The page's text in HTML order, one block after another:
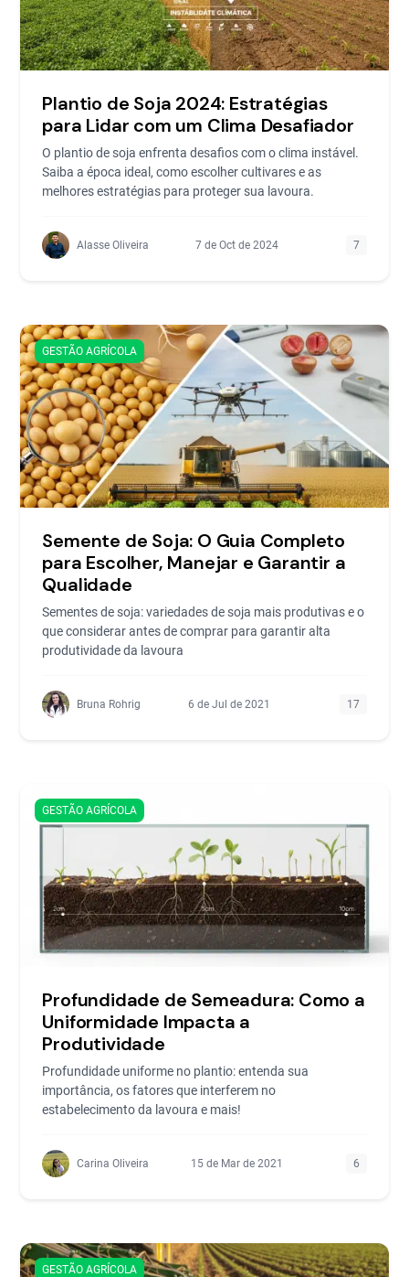
Plantio de Soja 2024: Estratégias
para Lidar com um Clima Desafiador
O plantio de soja enfrenta desafios com o clima instável.
Saiba a época ideal, como escolher cultivares e as
melhores estratégias para proteger sua lavoura.
Alasse Oliveira 7 de Oct de 2024 7
GESTÃO AGRÍCOLA
Semente de Soja: O Guia Completo
para Escolher, Manejar e Garantir a
Qualidade
Sementes de soja: variedades de soja mais produtivas e o
que considerar antes de comprar para garantir alta
produtividade da lavoura
Bruna Rohrig 6 de Jul de 2021 17
GESTÃO AGRÍCOLA
Profundidade de Semeadura: Como a
Uniformidade Impacta a
Produtividade
Profundidade uniforme no plantio: entenda sua
importância, os fatores que interferem no
estabelecimento da lavoura e mais!
Carina Oliveira 15 de Mar de 2021 6
GESTÃO AGRÍCOLA